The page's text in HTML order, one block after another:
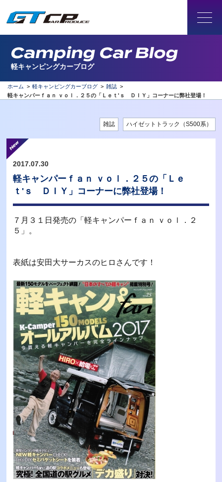
Camping Car Blog
軽キャンピングカーブログ
ホーム > 軽キャンピングカーブログ > 雑誌 >
軽キャンパーｆａｎ ｖｏｌ．２５の「Ｌｅｔ'ｓ ＤＩＹ」コーナーに弊社登場！
雑誌 ハイゼットトラック（S500系）
2017.07.30
軽キャンパーｆａｎ ｖｏｌ．２５の「Ｌｅ
ｔ'ｓ ＤＩＹ」コーナーに弊社登場！
７月３１日発売の「軽キャンパーｆａｎ ｖｏｌ．２
５」。
表紙は安田大サーカスのヒロさんです！